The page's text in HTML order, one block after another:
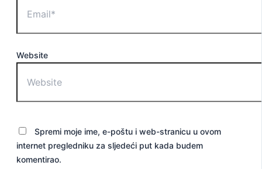
Website
Spremi moje ime, e-poštu i web-stranicu u ovom
internet pregledniku za sljedeći put kada budem
komentirao.